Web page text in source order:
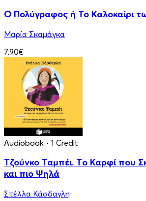
Ο Πολύγραφος ή Το Καλοκαίρι
Μαρία Σκαμάγκα
7.90€
Audiobook • 1 Credit
Τζούνκο Ταμπέι. Tο Καρφί που
και πιο Ψηλά
Στέλλα Κάσδαγλη